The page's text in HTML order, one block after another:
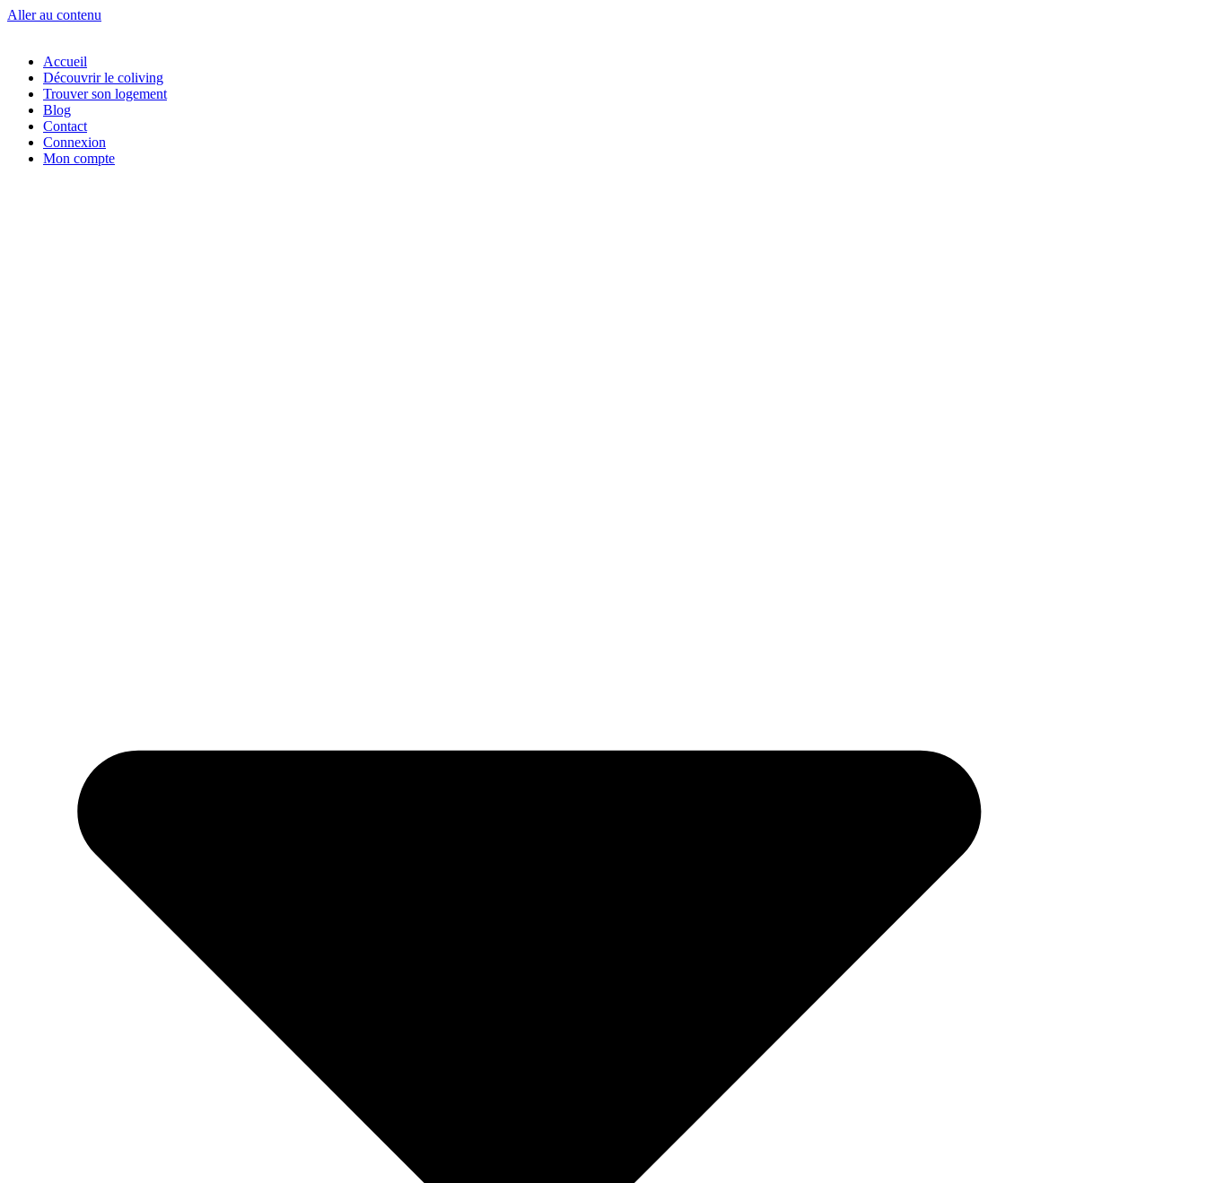
Aller au contenu
Accueil
Découvrir le coliving
Trouver son logement
Blog
Contact
Connexion
Mon compte